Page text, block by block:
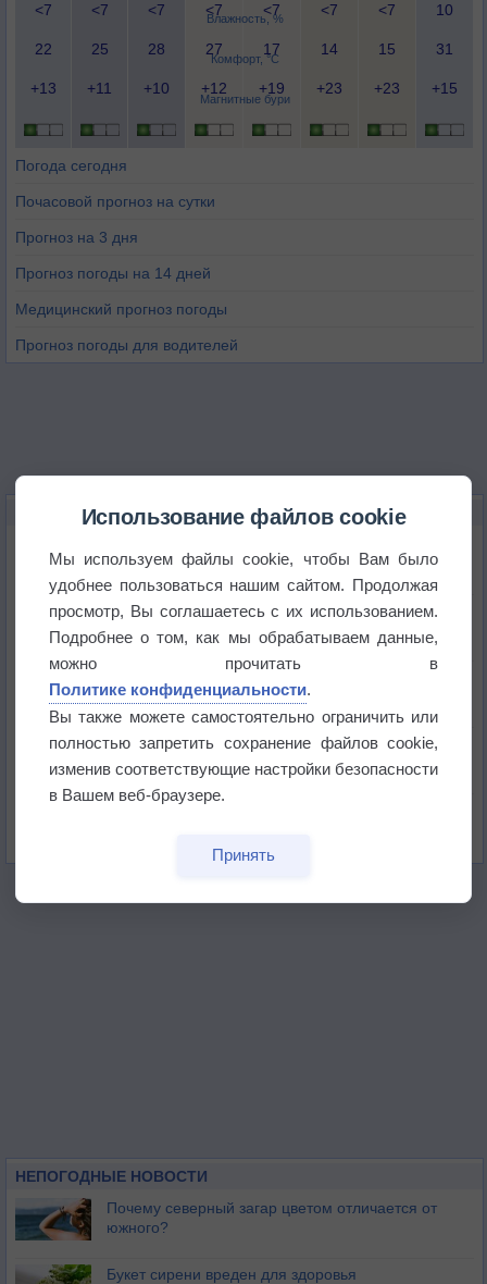
Влажность, %
Комфорт, °C
Магнитные бури
<7 <7 <7 <7 <7 <7 <7 10
22 25 28 27 17 14 15 31
+13 +11 +10 +12 +19 +23 +23 +15
Погода сегодня
Почасовой прогноз на сутки
Прогноз на 3 дня
Прогноз погоды на 14 дней
Медицинский прогноз погоды
Прогноз погоды для водителей
НОВОЕ О ПОГОДЕ
Приложение построит маршрут через тень
Атмосфера начала замерзать
В Приморье обнаружены морские волны тепла
Изменение климата повлияло на ареал обитания
НЕПОГОДНЫЕ НОВОСТИ
Почему северный загар цветом отличается от
южного?
Букет сирени вреден для здоровья
Использование файлов cookie
Мы используем файлы cookie, чтобы Вам было
удобнее пользоваться нашим сайтом. Продолжая
просмотр, Вы соглашаетесь с их использованием.
Подробнее о том, как мы обрабатываем данные,
можно прочитать в
Политике конфиденциальности.
Вы также можете самостоятельно ограничить или
полностью запретить сохранение файлов cookie,
изменив соответствующие настройки безопасности
в Вашем веб-браузере.
Принять